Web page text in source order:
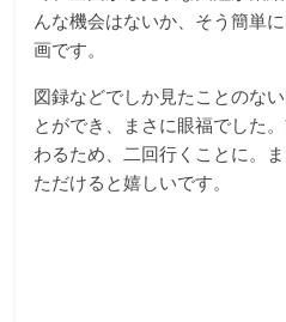
り
き
り
教
んな機会はないか、そう簡単
画です。
図録などでしか見たことのな
とができ、まさに眼福でした
わるため、二回行くことに。
ただけると嬉しいです。